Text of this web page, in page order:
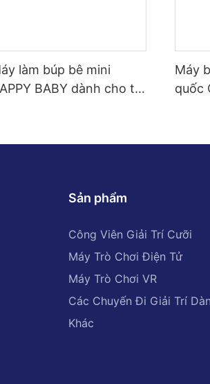
làm búp bê mini
BABY dành cho trẻ
Máy
quốc
Sản phẩm
Công Viên Giải Trí Cưỡi
Máy Trò Chơi Điện Tử
Máy Trò Chơi VR
Các Chuyến Đi Giải Trí
Khác